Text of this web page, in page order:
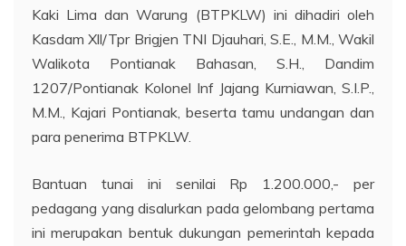
Kaki Lima dan Warung (BTPKLW) ini dihadiri oleh
Kasdam Xll/Tpr Brigjen TNI Djauhari, S.E., M.M., Wakil
Walikota Pontianak Bahasan, S.H., Dandim
1207/Pontianak Kolonel Inf Jajang Kurniawan, S.I.P.,
M.M., Kajari Pontianak, beserta tamu undangan dan
para penerima BTPKLW.
Bantuan tunai ini senilai Rp 1.200.000,- per
pedagang yang disalurkan pada gelombang pertama
ini merupakan bentuk dukungan pemerintah kepada